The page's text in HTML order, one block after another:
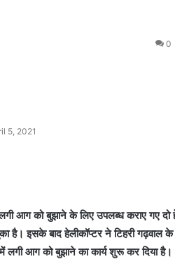
5, 2021
0
आग को बुझाने के लिए उपलब्ध कराए गए दो
है। इसके बाद हेलीकॉप्‍टर ने टिहरी गढ़वाल के
आग को बुझाने का कार्य शुरू कर दिया है।